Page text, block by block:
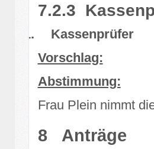
7.2.3
1.
Kassenprüfer
Vorschlag:
Abstimmung:
Frau Plein nimmt
8 Anträge